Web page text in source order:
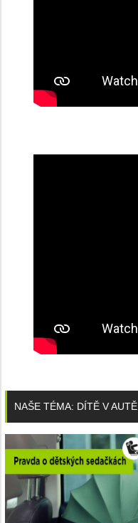
NAŠE TÉMA: DÍTĚ V AUTĚ